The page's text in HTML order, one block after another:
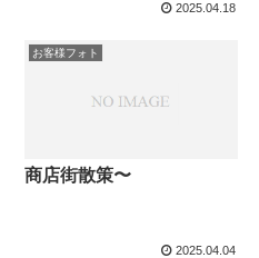
2025.04.18
お客様フォト
商店街散策〜
2025.04.04